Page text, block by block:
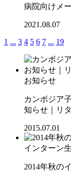
病院向けメ
2021.08.07
1 ... 3 4 5 6 7 ... 19
お知らせ
カンボジア
知らせ｜リ
2015.07.01
インターン
2014年秋の